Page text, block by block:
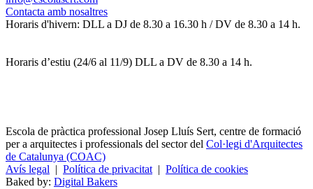
Contacta amb nosaltres
Horaris d'hivern: DLL a DJ de 8.30 a 16.30 h / DV de 8.30 a 14 h.
Horaris d’estiu (24/6 al 11/9) DLL a DV de 8.30 a 14 h.
Escola de pràctica professional Josep Lluís Sert, centre de formació
per a arquitectes i professionals del sector del Col·legi d'Arquitectes
de Catalunya (COAC)
Avís legal | Política de privacitat | Política de cookies
Baked by: Digital Bakers